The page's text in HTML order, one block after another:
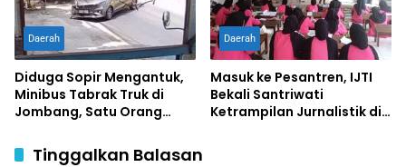
Daerah
Diduga Sopir Mengantuk,
Minibus Tabrak Truk di
Jombang, Satu Orang
Daerah
Masuk ke Pesantren, IJTI
Bekali Santriwati
Ketrampilan Jurnalistik di
Tinggalkan Balasan